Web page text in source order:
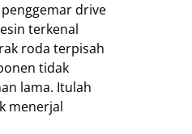
drive
terkenal
roda terpisah
tidak
lama. Itulah
menerjal